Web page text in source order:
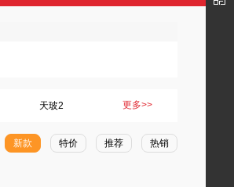
天玻2 更多>>
新款 特价 推荐 热销